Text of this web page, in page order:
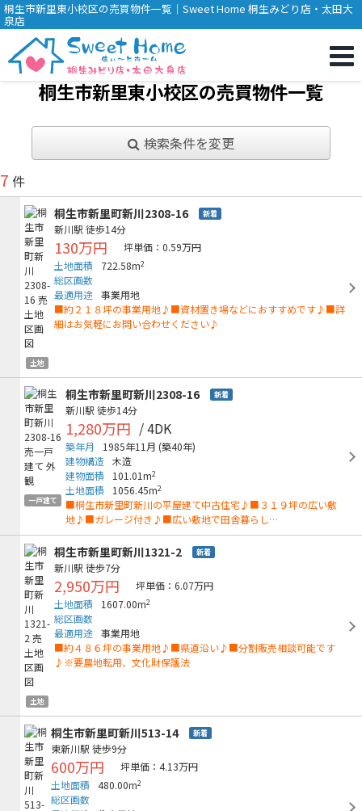
桐生市新里東小校区の売買物件一覧｜Sweet Home 桐生みどり店・太田大
泉店
桐生市新里東小校区の売買物件一覧
検索条件を変更
7 件
土地
桐生市新里町新川2308-16 新着
新川駅 徒歩14分
130万円
坪単価：0.59万円
土地面積
722.58m2
総区画数
最適用途 事業用地
■約２１８坪の事業用地♪■資材置き場などにおすすめです♪■詳
細はお気軽にお問い合わせください♪
一戸建て
桐生市新里町新川2308-16 新着
新川駅 徒歩14分
1,280万円 / 4DK
築年月 1985年11月 (築40年)
建物構造 木造
建物面積
101.01m2
土地面積 1056.45m2
■桐生市新里町新川の平屋建て中古住宅♪■３１９坪の広い敷
地♪■ガレージ付き♪■広い敷地で田舎暮らし…
土地
桐生市新里町新川1321-2 新着
新川駅 徒歩7分
2,950万円
坪単価：6.07万円
土地面積
1607.00m2
総区画数
最適用途 事業用地
■約４８６坪の事業用地♪■県道沿い♪■分割販売相談可能です
♪※要農地転用、文化財保護法
桐生市新里町新川513-14 新着
東新川駅 徒歩9分
600万円
坪単価：4.13万円
土地面積
480.00m2
総区画数